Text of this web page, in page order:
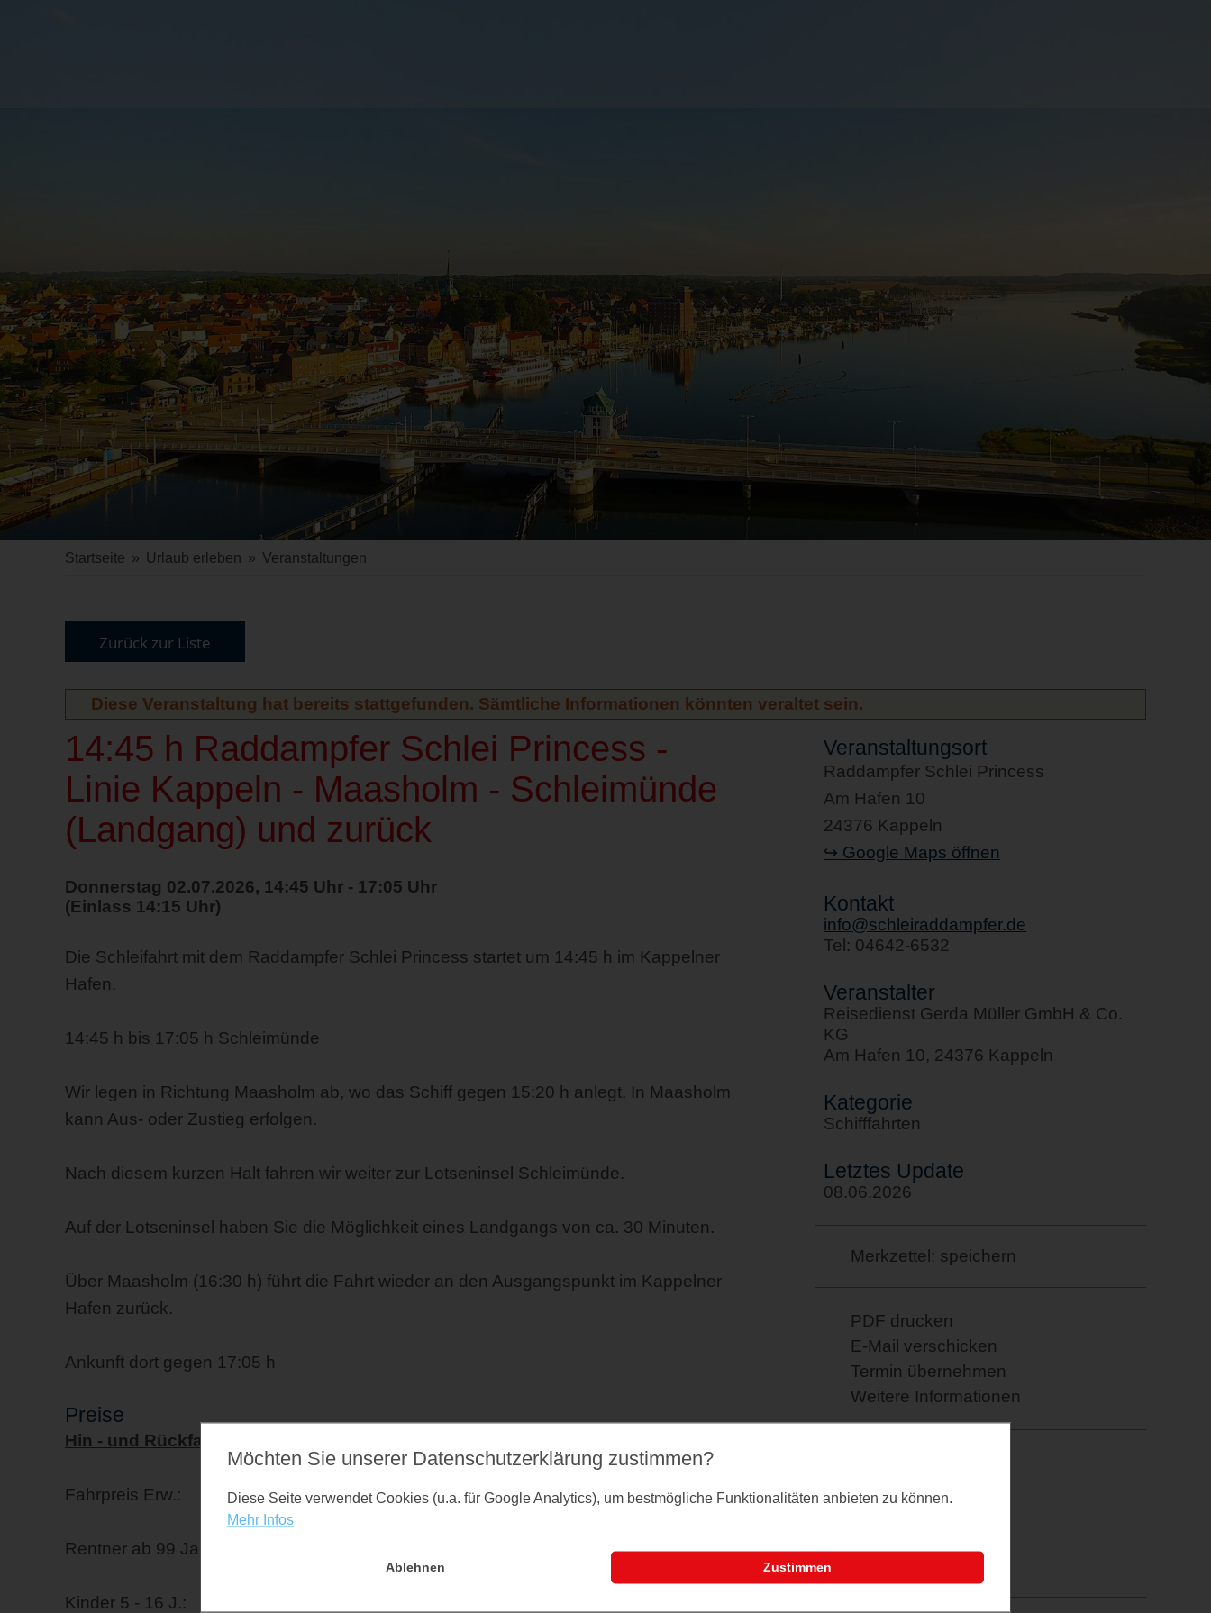
Startseite » Urlaub erleben » Veranstaltungen
Zurück zur Liste
Diese Veranstaltung hat bereits stattgefunden. Sämtliche Informationen könnten veraltet sein.
14:45 h Raddampfer Schlei Princess -
Linie Kappeln - Maasholm - Schleimünde
(Landgang) und zurück
Donnerstag 02.07.2026, 14:45 Uhr - 17:05 Uhr
(Einlass 14:15 Uhr)
Die Schleifahrt mit dem Raddampfer Schlei Princess startet um 14:45 h im Kappelner
Hafen.
14:45 h bis 17:05 h Schleimünde
Wir legen in Richtung Maasholm ab, wo das Schiff gegen 15:20 h anlegt. In Maasholm
kann Aus- oder Zustieg erfolgen.
Nach diesem kurzen Halt fahren wir weiter zur Lotseninsel Schleimünde.
Auf der Lotseninsel haben Sie die Möglichkeit eines Landgangs von ca. 30 Minuten.
Über Maasholm (16:30 h) führt die Fahrt wieder an den Ausgangspunkt im Kappelner
Hafen zurück.
Ankunft dort gegen 17:05 h
Preise
Hin - und Rückfahrt
Fahrpreis Erw.: € 23,00
Rentner ab 99 Jahre: € 0,00
Kinder 5 - 16 J.: € 11,50
Veranstaltungsort
Raddampfer Schlei Princess
Am Hafen 10
24376 Kappeln
↪ Google Maps öffnen
Kontakt
info@schleiraddampfer.de
Tel: 04642-6532
Veranstalter
Reisedienst Gerda Müller GmbH & Co.
KG
Am Hafen 10, 24376 Kappeln
Kategorie
Schifffahrten
Letztes Update
08.06.2026
Merkzettel: speichern
PDF drucken
E-Mail verschicken
Termin übernehmen
Weitere Informationen
Möchten Sie unserer Datenschutz­erklärung zustimmen?
Diese Seite verwendet Cookies (u.a. für Google Analytics), um bestmögliche Funktionalitäten anbieten zu können.
Mehr Infos
Ablehnen Zustimmen